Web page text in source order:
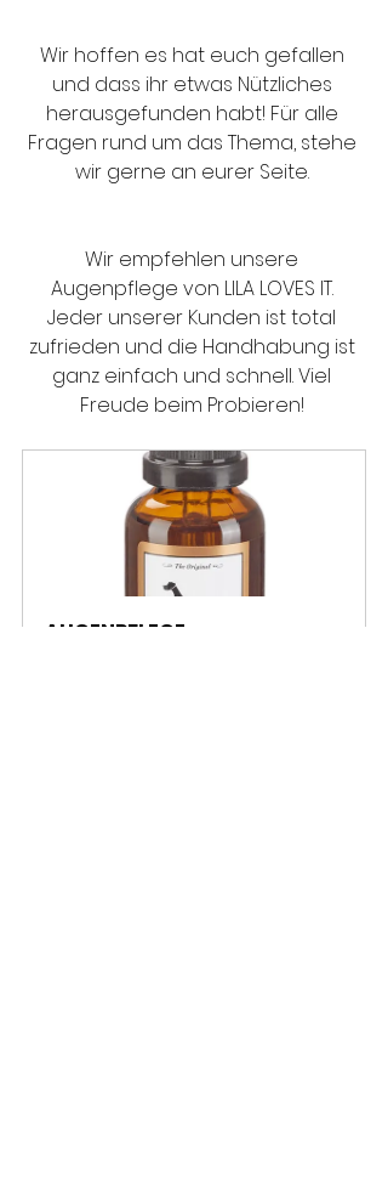
Wir hoffen es hat euch gefallen
und dass ihr etwas Nützliches
herausgefunden habt! Für alle
Fragen rund um das Thema, stehe
wir gerne an eurer Seite.
Wir empfehlen unsere
Augenpflege von LILA LOVES IT.
Jeder unserer Kunden ist total
zufrieden und die Handhabung ist
ganz einfach und schnell. Viel
Freude beim Probieren!
AUGENPFLEGE